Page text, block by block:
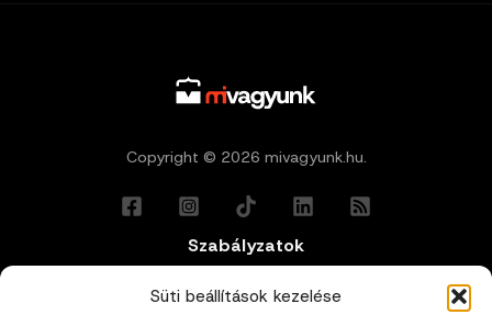
Süti beállítások kezelése
Copyright © 2026 mivagyunk.hu.
Szabályzatok
Általános Felhasználási Feltételek